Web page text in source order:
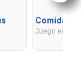
Comida
Juego en